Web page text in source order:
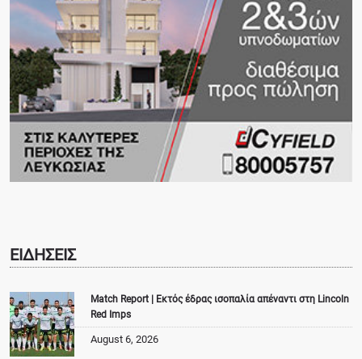
ΕΙΔΗΣΕΙΣ
Match Report | Εκτός έδρας ισοπαλία απέναντι στη Lincoln
Red Imps
August 6, 2026